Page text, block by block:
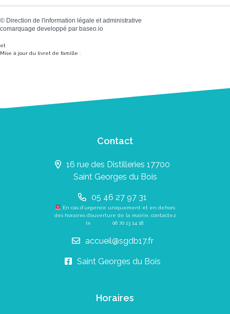
© Direction de l'information légale et administrative
comarquage developpé par baseo.io
et
Mise à jour du livret de famille :
Contact
16 rue des Distilleries 17700
Saint Georges du Bois
05 46 27 97 31
En cas d’urgence uniquement et en dehors
des horaires d’ouverture de la mairie, contactez
le 06 70 13 14 18.
accueil@sgdb17.fr
Saint Georges du Bois
Horaires